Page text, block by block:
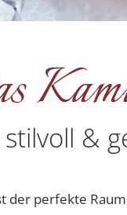
stilvoll &
der perfekte